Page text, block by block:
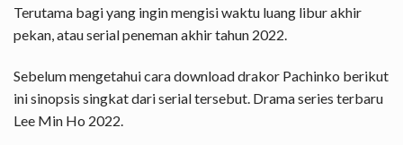
Terutama bagi yang ingin mengisi waktu luang libur akhir
pekan, atau serial peneman akhir tahun 2022.
Sebelum mengetahui cara download drakor Pachinko berikut
ini sinopsis singkat dari serial tersebut. Drama series terbaru
Lee Min Ho 2022.